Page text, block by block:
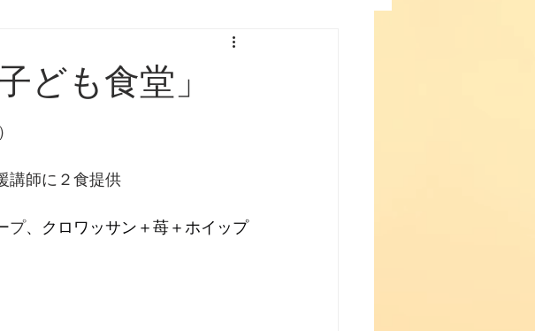
も食堂」
講師に２食提供
プ、クロワッサン＋苺＋ホイップ